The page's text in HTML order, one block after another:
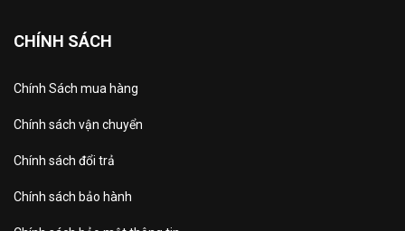
CHÍNH SÁCH
Chính Sách mua hàng
Chính sách vận chuyển
Chính sách đổi trả
Chính sách bảo hành